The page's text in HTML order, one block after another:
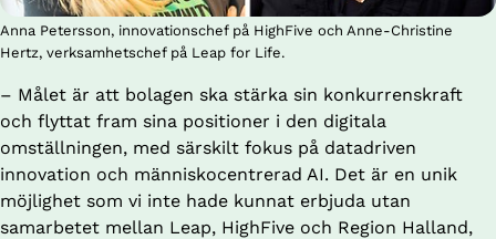
Anna Petersson, innovationschef på HighFive och Anne-Christine
Hertz, verksamhetschef på Leap for Life.
– Målet är att bolagen ska stärka sin konkurrenskraft
och flyttat fram sina positioner i den digitala
omställningen, med särskilt fokus på datadriven
innovation och människocentrerad AI. Det är en unik
möjlighet som vi inte hade kunnat erbjuda utan
samarbetet mellan Leap, HighFive och Region Halland,